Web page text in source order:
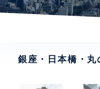
銀座・日本橋・